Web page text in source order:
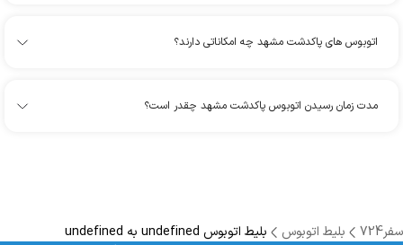
اتوبوس های پاکدشت مشهد چه امکاناتی دارند؟
مدت زمان رسیدن اتوبوس پاکدشت مشهد چقدر است؟
سفر724 بلیط اتوبوس بلیط اتوبوس undefined به undefined